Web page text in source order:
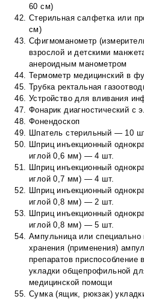
60 см)
Стерильная салфетка или
см)
Сфигмоманометр
взрослой и детскими
анероидным манометром
Термометр медицинский в
Трубка ректальная
Устройство для вливания
Фонарик диагностический с
Фонендоскоп
Шпатель стерильный — 10
Шприц инъекционный
иглой 0,6 мм) — 4 шт.
Шприц инъекционный
иглой 0,7 мм) — 4 шт.
Шприц инъекционный
иглой 0,8 мм) — 2 шт.
Шприц инъекционный
иглой 0,8 мм) — 5 шт.
Ампульница или специально
хранения (применения)
препаратов
укладки общепрофильной
медицинской помощи
Сумка (ящик, рюкзак)